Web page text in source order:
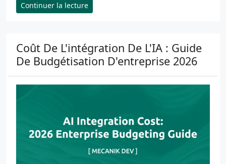
Continuer la lecture
Coût De L'intégration De L'IA : Guide
De Budgétisation D'entreprise 2026